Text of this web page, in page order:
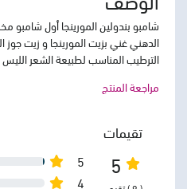
الدهني غني بزيت المورينجا و زيت جوز
الترطيب المناسب لطبيعة الشعر
مراجعة المنتج
تقيمات
5
5
4